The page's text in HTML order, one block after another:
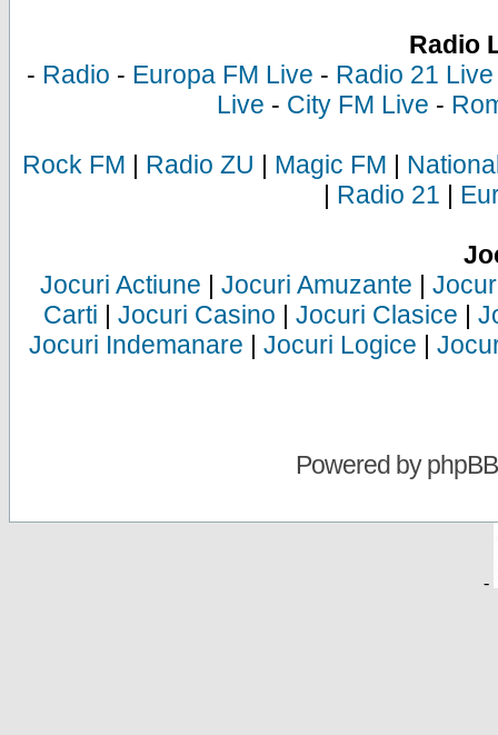
Radio
- Radio - Europa FM Live - Radio 21 Live
Live - City FM Live -
Rock FM | Radio ZU | Magic FM |
| Radio 21 |
Jocuri Actiune | Jocuri Amuzante |
Carti | Jocuri Casino | Jocuri Clasice |
Jocuri Indemanare | Jocuri Logice |
Powered byphpBB
-